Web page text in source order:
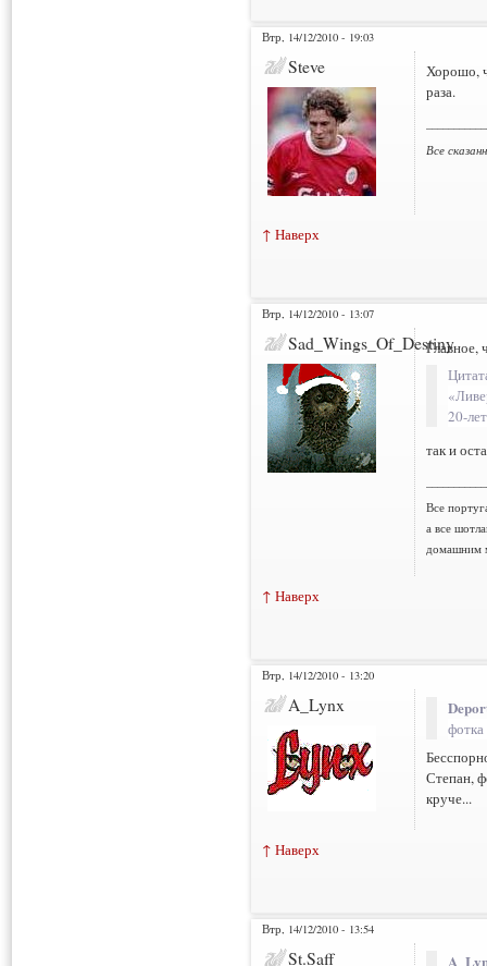
Втр, 14/12/2010 - 19:03
Steve
Хорошо,
раза.
Все
↑ Наверх
Втр, 14/12/2010 - 13:07
Sad_Wings_Of_DestinyГлавное,
20-
так и
Все
а все
домашним
↑ Наверх
Втр, 14/12/2010 - 13:20
A_Lynx
Степан,
круче...
↑ Наверх
Втр, 14/12/2010 - 13:54
St.Saff